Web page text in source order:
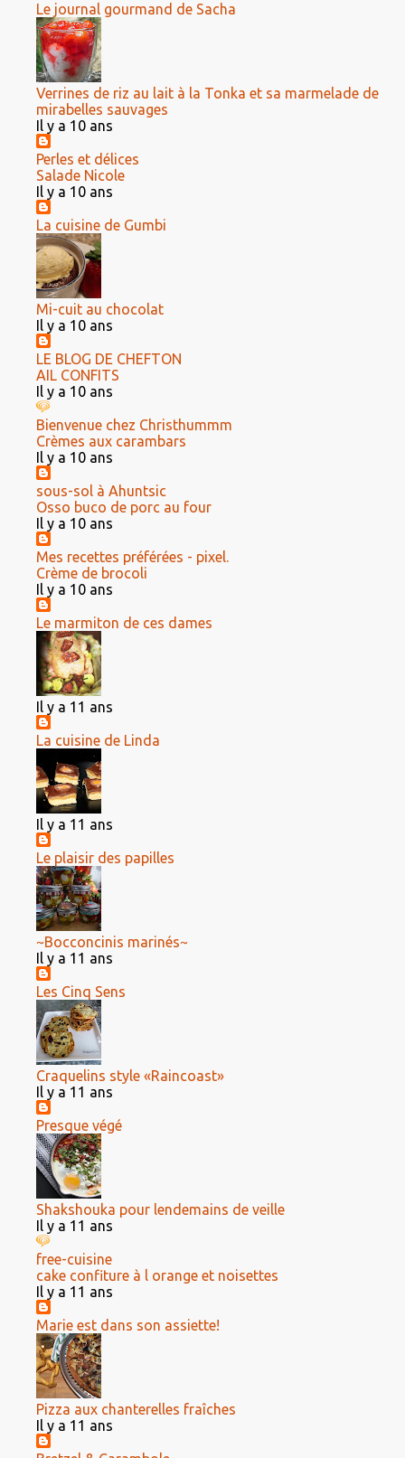
Le journal gourmand de Sacha
Verrines de riz au lait à la Tonka et sa marmelade de
mirabelles sauvages
Il y a 10 ans
Perles et délices
Salade Nicole
Il y a 10 ans
La cuisine de Gumbi
Mi-cuit au chocolat
Il y a 10 ans
LE BLOG DE CHEFTON
AIL CONFITS
Il y a 10 ans
Bienvenue chez Christhummm
Crèmes aux carambars
Il y a 10 ans
sous-sol à Ahuntsic
Osso buco de porc au four
Il y a 10 ans
Mes recettes préférées - pixel.
Crème de brocoli
Il y a 10 ans
Le marmiton de ces dames
Il y a 11 ans
La cuisine de Linda
Il y a 11 ans
Le plaisir des papilles
~Bocconcinis marinés~
Il y a 11 ans
Les Cinq Sens
Craquelins style «Raincoast»
Il y a 11 ans
Presque végé
Shakshouka pour lendemains de veille
Il y a 11 ans
free-cuisine
cake confiture à l orange et noisettes
Il y a 11 ans
Marie est dans son assiette!
Pizza aux chanterelles fraîches
Il y a 11 ans